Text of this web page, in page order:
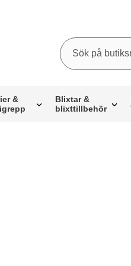
Sök
Sök på
&
Blixtar &
blixttillbehör